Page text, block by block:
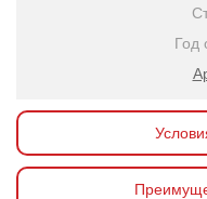
Год